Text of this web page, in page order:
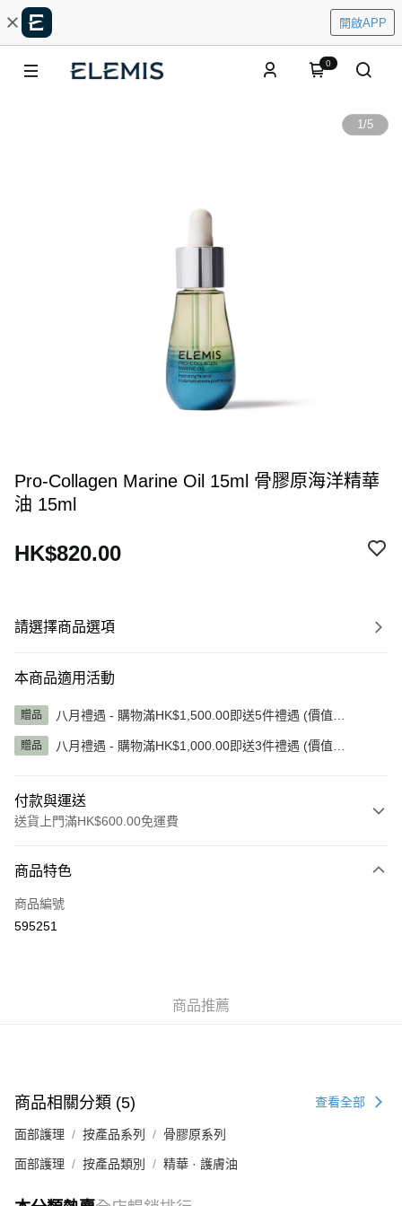
開啟APP
0
1/5
Pro-Collagen Marine Oil 15ml 骨膠原海洋精華
油 15ml
HK$820.00
請選擇商品選項
本商品適用活動
贈品
八月禮遇 - 購物滿HK$1,500.00即送5件禮遇 (價值
贈品
八月禮遇 - 購物滿HK$1,000.00即送3件禮遇 (價值
付款與運送
送貨上門滿HK$600.00免運費
信用卡
AlipayHK
商品特色
商品編號
595251
商品推薦
商品相關分類 (5) 查看全部
面部護理 按產品系列 骨膠原系列
面部護理 按產品類別 精華 · 護膚油